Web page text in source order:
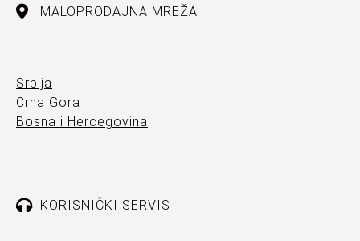
MALOPRODAJNA MREŽA
Srbija
Crna Gora
Bosna i Hercegovina
KORISNIČKI SERVIS